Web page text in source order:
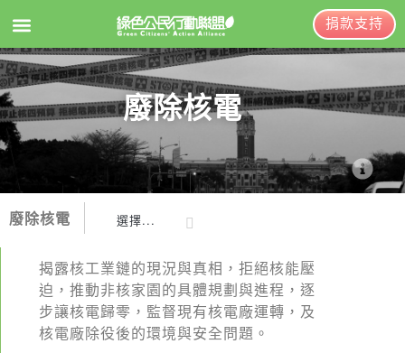
關於綠盟
綠盟簡介
大事記
綠盟團隊
聯絡資訊
捐款徵信
EN
捐款支持
廢除核電
廢除核電 選擇...
核廢政策
核電除役
揭露核工業鏈的現況與真相，拒絕核能壓
迫，推動非核家園的具體規劃與進程，逐
步讓核電歸零，監督現有核電廠運轉，及
核電廠除役後的環境與安全問題。